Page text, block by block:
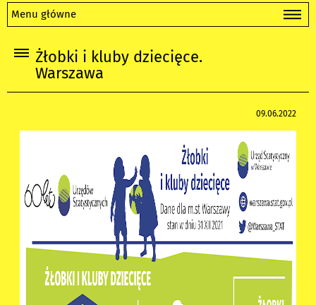
Menu główne
Żłobki i kluby dziecięce.
Warszawa
09.06.2022